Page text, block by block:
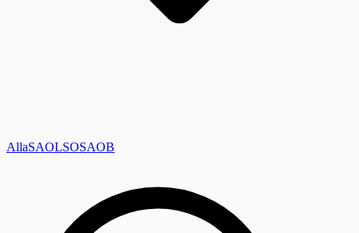
AllaSAOLSOSAOB